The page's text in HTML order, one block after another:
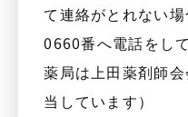
て連絡がとれない
0660番へ電話をし
薬局は上田薬剤師
当しています）